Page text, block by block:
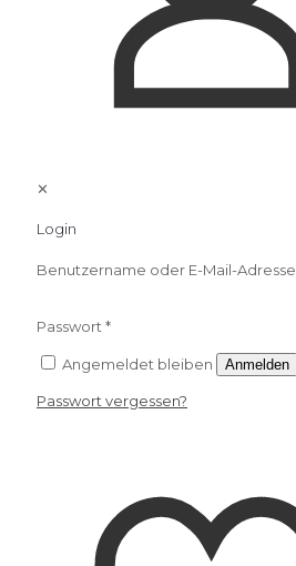
✕
Login
Benutzername oder E-Mail-Adresse
Passwort *
Angemeldet bleiben Anmelden
Passwort vergessen?